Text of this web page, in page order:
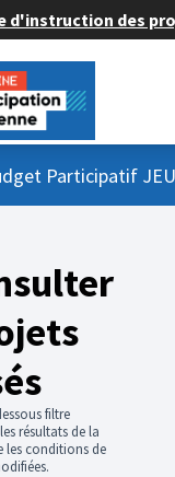
d'instruction des
Participatif
filtre
résultats de la
les conditions de